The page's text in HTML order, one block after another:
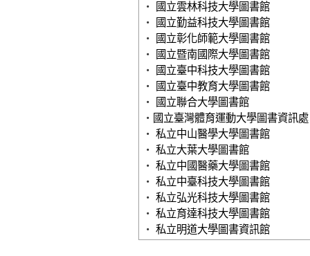
‧
國立雲林科技大學圖書館
‧
國立勤益科技大學圖書館
‧
國立彰化師範大學圖書館
‧
國立暨南國際大學圖書館
‧
國立臺中科技大學圖書館
‧
國立臺中教育大學圖書館
‧
國立聯合大學圖書館
‧ 國立臺灣體育運動大學圖書資訊處
‧ 私立中山醫學大學圖書館
‧ 私立大葉大學圖書館
‧ 私立中國醫藥大學圖書館
‧ 私立中臺科技大學圖書館
‧ 私立弘光科技大學圖書館
‧ 私立育達科技大學圖書館
‧ 私立明道大學圖書資訊館